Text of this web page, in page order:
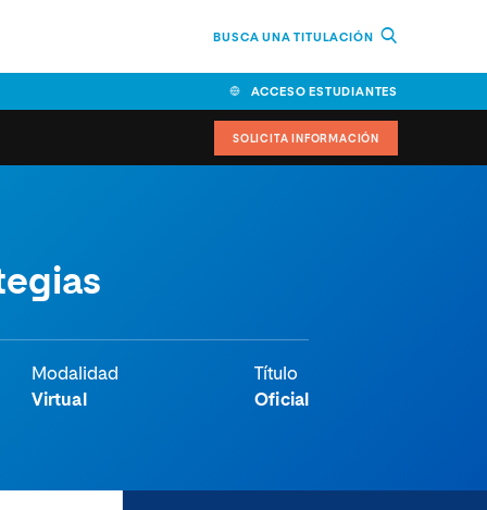
BUSCA UNA TITULACIÓN
ACCESO ESTUDIANTES
SOLICITA INFORMACIÓN
Modalidad
Virtual
Título
Oficial